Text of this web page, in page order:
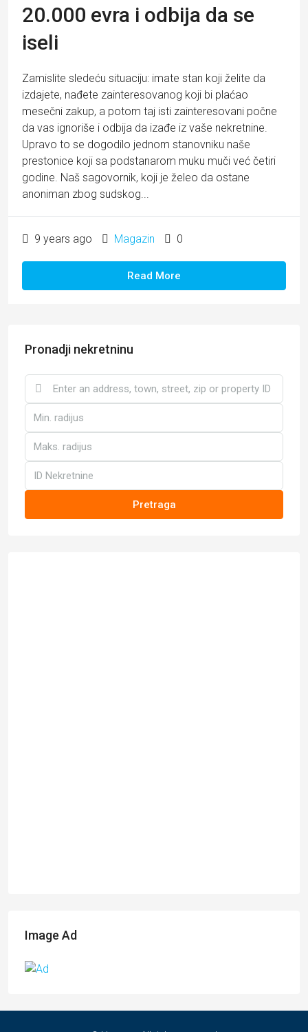
20.000 evra i odbija da se
iseli
Zamislite sledeću situaciju: imate stan koji želite da
izdajete, nađete zainteresovanog koji bi plaćao
mesečni zakup, a potom taj isti zainteresovani počne
da vas ignoriše i odbija da izađe iz vaše nekretnine.
Upravo to se dogodilo jednom stanovniku naše
prestonice koji sa podstanarom muku muči već četiri
godine. Naš sagovornik, koji je želeo da ostane
anoniman zbog sudskog...
9 years ago Magazin 0
Read More
Pronadji nekretninu
Pretraga
Image Ad